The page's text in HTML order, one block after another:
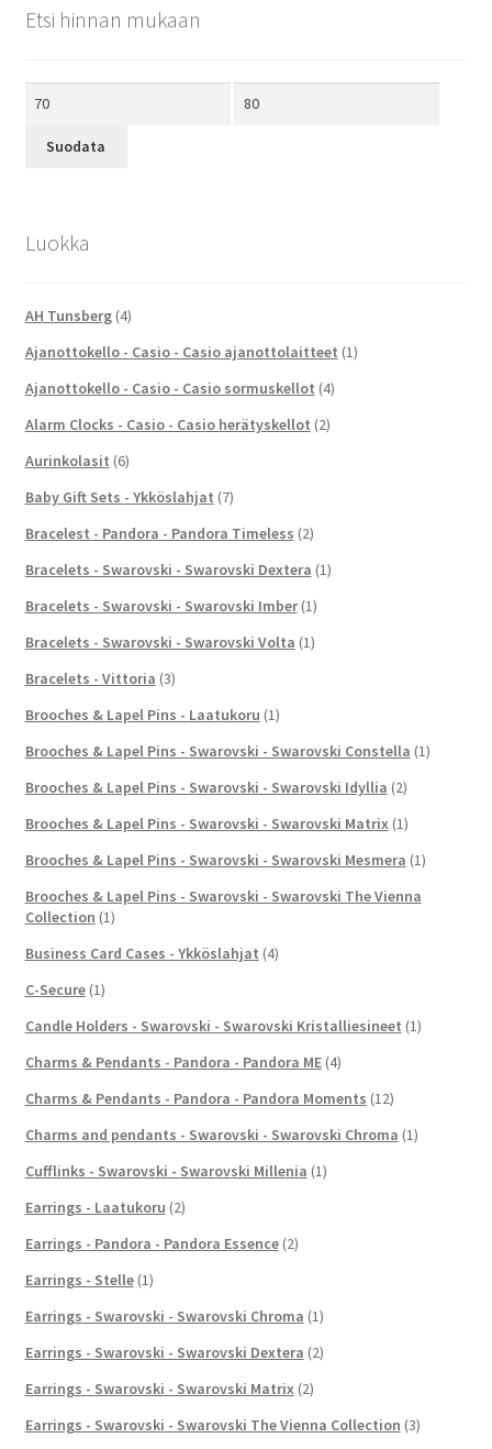
Etsi hinnan mukaan
Suodata
Luokka
AH Tunsberg (4)
Ajanottokello - Casio - Casio ajanottolaitteet (1)
Ajanottokello - Casio - Casio sormuskellot (4)
Alarm Clocks - Casio - Casio herätyskellot (2)
Aurinkolasit (6)
Baby Gift Sets - Ykköslahjat (7)
Bracelest - Pandora - Pandora Timeless (2)
Bracelets - Swarovski - Swarovski Dextera (1)
Bracelets - Swarovski - Swarovski Imber (1)
Bracelets - Swarovski - Swarovski Volta (1)
Bracelets - Vittoria (3)
Brooches & Lapel Pins - Laatukoru (1)
Brooches & Lapel Pins - Swarovski - Swarovski Constella (1)
Brooches & Lapel Pins - Swarovski - Swarovski Idyllia (2)
Brooches & Lapel Pins - Swarovski - Swarovski Matrix (1)
Brooches & Lapel Pins - Swarovski - Swarovski Mesmera (1)
Brooches & Lapel Pins - Swarovski - Swarovski The Vienna
Collection (1)
Business Card Cases - Ykköslahjat (4)
C-Secure (1)
Candle Holders - Swarovski - Swarovski Kristalliesineet (1)
Charms & Pendants - Pandora - Pandora ME (4)
Charms & Pendants - Pandora - Pandora Moments (12)
Charms and pendants - Swarovski - Swarovski Chroma (1)
Cufflinks - Swarovski - Swarovski Millenia (1)
Earrings - Laatukoru (2)
Earrings - Pandora - Pandora Essence (2)
Earrings - Stelle (1)
Earrings - Swarovski - Swarovski Chroma (1)
Earrings - Swarovski - Swarovski Dextera (2)
Earrings - Swarovski - Swarovski Matrix (2)
Earrings - Swarovski - Swarovski The Vienna Collection (3)